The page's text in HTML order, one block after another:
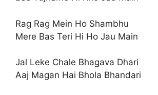
Rag Rag Mein Ho Shambhu
Mere Bas Teri Hi Ho Jau Main
Jal Leke Chale Bhagava Dhari
Aaj Magan Hai Bhola Bhandari